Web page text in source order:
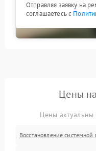
Отправляя заявку на
соглашаетесь с
Цены
Цены
Восстановление системной